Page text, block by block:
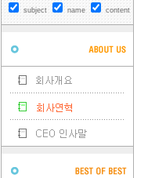
subject name content